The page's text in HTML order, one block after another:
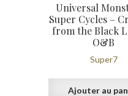
Universal
Super Cycles –
from the Black
O&B
Super7
Ajouter au